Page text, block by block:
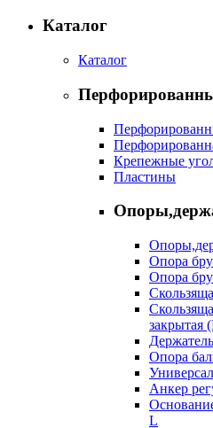
Каталог
Каталог
Крепежные
Пластины
Опора
Опора
закрытая
Опора
Анкер
L